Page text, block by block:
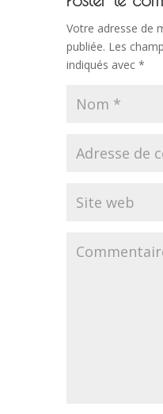
Votre adresse de
publiée. Les
indiqués avec *